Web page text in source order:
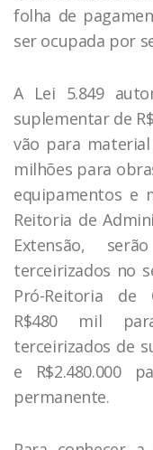
folha de
ser ocupada por
A Lei 5.849
suplementar de
vão para
milhões para
equipamentos e
Reitoria de
Extensão,
terceirizados no
Pró-Reitoria de
R$480 mil
terceirizados de
e R$2.480.000
permanente.